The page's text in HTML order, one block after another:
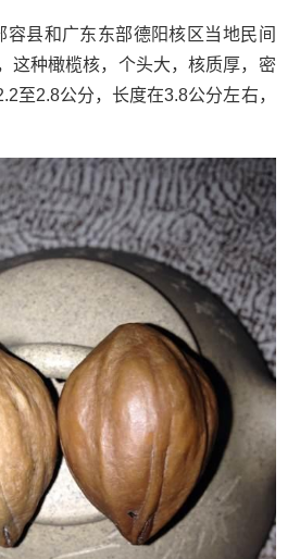
容县和广东东部德阳核区当地民间
这种橄榄核，个头大，核质厚，密
至2.8公分，长度在3.8公分左右，